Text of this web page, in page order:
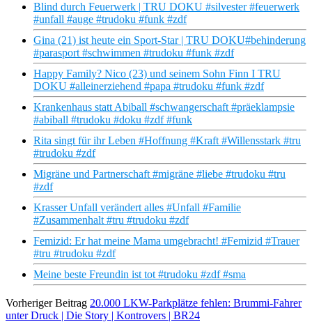
Blind durch Feuerwerk | TRU DOKU #silvester #feuerwerk
#unfall #auge #trudoku #funk #zdf
Gina (21) ist heute ein Sport-Star | TRU DOKU#behinderung
#parasport #schwimmen #trudoku #funk #zdf
Happy Family? Nico (23) und seinem Sohn Finn I TRU
DOKU #alleinerziehend #papa #trudoku #funk #zdf
Krankenhaus statt Abiball #schwangerschaft #präeklampsie
#abiball #trudoku #doku #zdf #funk
Rita singt für ihr Leben #Hoffnung #Kraft #Willensstark #tru
#trudoku #zdf
Migräne und Partnerschaft #migräne #liebe #trudoku #tru
#zdf
Krasser Unfall verändert alles #Unfall #Familie
#Zusammenhalt #tru #trudoku #zdf
Femizid: Er hat meine Mama umgebracht! #Femizid #Trauer
#tru #trudoku #zdf
Meine beste Freundin ist tot #trudoku #zdf #sma
Vorheriger Beitrag 20.000 LKW-Parkplätze fehlen: Brummi-Fahrer
unter Druck | Die Story | Kontrovers | BR24